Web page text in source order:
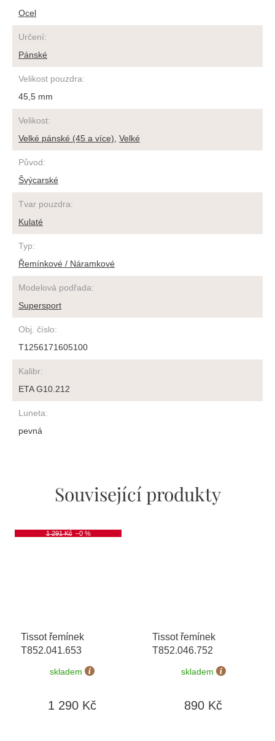
Související produkty
1 291 Kč –0 %
Tissot řemínek
T852.041.653
skladem
1 290 Kč
Tissot řemínek
T852.046.752
skladem
890 Kč
Ocel
Určení:
Pánské
Velikost pouzdra:
45,5 mm
Velikost:
Velké pánské (45 a více) Velké
Původ:
Švýcarské
Tvar pouzdra:
Kulaté
Typ:
Řemínkové / Náramkové
Modelová podřada:
Supersport
Obj. číslo:
T1256171605100
Kalibr:
ETA G10.212
Luneta:
pevná